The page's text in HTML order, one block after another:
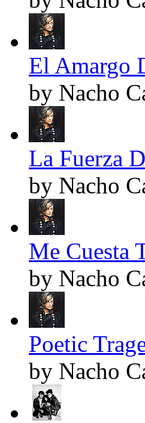
El Amargo
by Nacho
La Fuerza
by Nacho
Me Cuesta
by Nacho
Poetic
by Nacho